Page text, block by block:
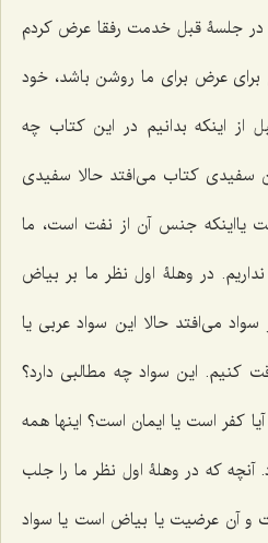
جلسۀ قبل خدمت رفقا عرض کردم
برای عرض برای ما روشن باشد، خود
اینکه بدانیم در این کتاب چه
سفیدی کتاب می‌افتد حالا سفیدی
جنس آن از نفت است، ما
در وهلۀ اول نظر ما بر بیاض
می‌افتد حالا این سواد عربی یا
کنیم. این سواد چه مطالبی دارد؟
کفر است یا ایمان است؟ اینها همه
که در وهلۀ اول نظر ما را جلب
آن عرضیت یا بیاض است یا سواد